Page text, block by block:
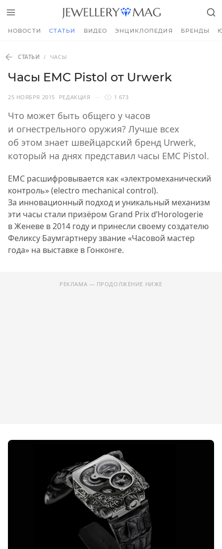
НОВОСТИ СТАТЬИ ВИДЕО ЭНЦИКЛОПЕДИЯ БРЕНДЫ
СТАТЬИ / ЧАСЫ
Часы EMC Pistol от Urwerk
25 НОЯБРЯ 2015 РЕДАКЦИЯ 1 673
Что может быть общего у часов
и огнестрельного оружия? Лучше всех
об этом знает швейцарский бренд Urwerk,
который на днях представил часы EMC Pistol.
EMC расшифровывается как «электромеханический
контроль» (electro mechanical control).
За инновационный подход и уникальный механизм
эти часы стали призёром Grand Prix d’Horologerie
в Женеве в 2014 году и принесли своему создателю
Феликсу Баумгартнеру звание «Часовой мастер
года» на выставке в Гонконге.
РЕКЛАМА — ПРОДОЛЖЕНИЕ НИЖЕ